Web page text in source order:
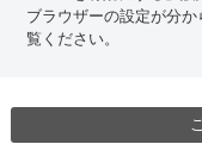
ブラウザーの設定が分
覧ください。